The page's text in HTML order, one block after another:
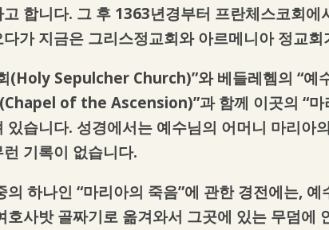
합니다. 그 후 1363년경부터 프란체스코회
가 지금은 그리스정교회와 아르메니아 정교
(Holy Sepulcher Church)”와 베들레헴의 “
(Chapel of the Ascension)”과 함께 이곳의 “
있습니다. 성경에서는 예수님의 어머니 마리아
기록이 없습니다.
하나인 “마리아의 죽음”에 관한 경전에는,
호사밧 골짜기로 옮겨와서 그곳에 있는 무덤에